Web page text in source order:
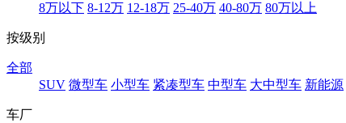
8万以下 8-12万 12-18万 25-40万 40-80万 80万以上
按级别
全部
SUV 微型车 小型车 紧凑型车 中型车 大中型车 新能源
车厂